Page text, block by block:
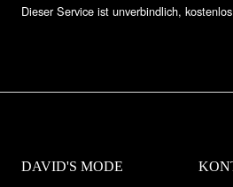
Dieser Service ist unverbindlich,
DAVID'S MODE